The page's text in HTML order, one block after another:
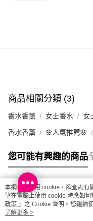
商品相關分類 (3)
香水香薰 女士香水 女
香水香薰 🌸人氣推薦🌸
您可能有興趣的商品
熱門標籤
熱銷排行
本網站中使用 cookie，欲查詢有
望在電腦上使用 cookie 時應如
政策 」之 Cookie 聲明。您繼續
條款之 Cookie 聲明使用 cookie。
了解更多 >